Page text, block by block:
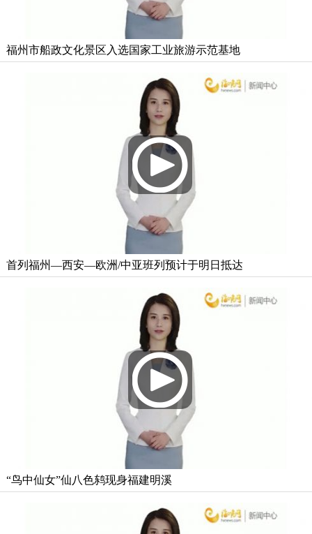
福州市船政文化景区入选国家工业旅游示范基地
首列福州—西安—欧洲/中亚班列预计于明日抵达
“鸟中仙女”仙八色鸫现身福建明溪